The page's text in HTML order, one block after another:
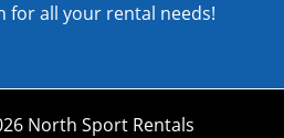
for all your rental needs!
North Sport Rentals